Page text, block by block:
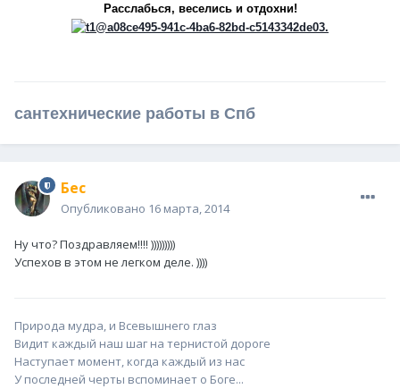
Расслабься, веселись и отдохни!
сантехнические работы в Спб
Бес
Опубликовано 16 марта, 2014
Ну что? Поздравляем!!!! )))))))))
Успехов в этом не легком деле. ))))
Природа мудра, и Всевышнего глаз
Видит каждый наш шаг на тернистой дороге
Наступает момент, когда каждый из нас
У последней черты вспоминает о Боге...